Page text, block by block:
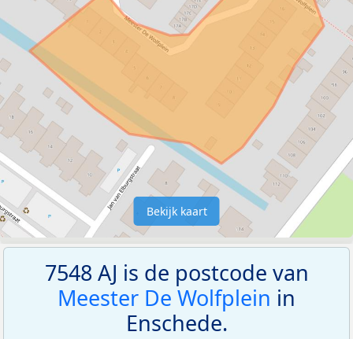
Bekijk kaart
7548 AJ is de postcode van
Meester De Wolfplein in
Enschede.